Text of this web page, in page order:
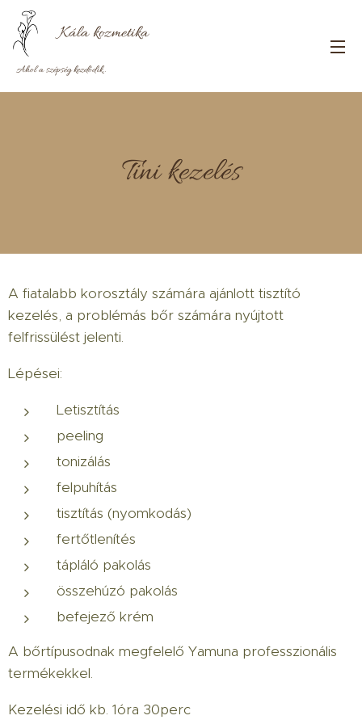
Kála kozmetika
Ahol a szépség kezdődik..
Tini kezelés
A fiatalabb korosztály számára ajánlott tisztító
kezelés, a problémás bőr számára nyújtott
felfrissülést jelenti.
Lépései:
Letisztítás
peeling
tonizálás
felpuhítás
tisztítás (nyomkodás)
fertőtlenítés
tápláló pakolás
összehúzó pakolás
befejező krém
A bőrtípusodnak megfelelő Yamuna professzionális
termékekkel.
Kezelési idő kb. 1óra 30perc